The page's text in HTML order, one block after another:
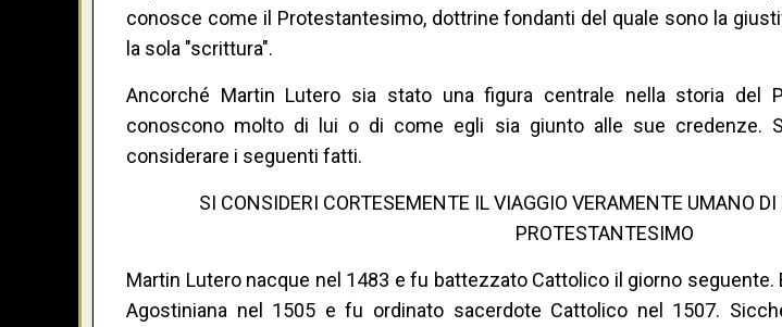
conosce come il Protestantesimo, dottrine fondanti del quale sono la
la sola "scrittura".
Ancorché Martin Lutero sia stato una figura centrale nella storia del
conoscono molto di lui o di come egli sia giunto alle sue credenze.
considerare i seguenti fatti.
SI CONSIDERI CORTESEMENTE IL VIAGGIO VERAMENTE UMANO
PROTESTANTESIMO
Martin Lutero nacque nel 1483 e fu battezzato Cattolico il giorno
Agostiniana nel 1505 e fu ordinato sacerdote Cattolico nel 1507.